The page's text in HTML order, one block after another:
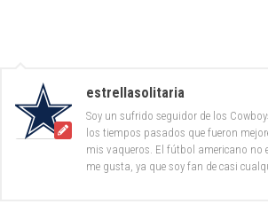
estrellasolitaria
Soy un sufrido seguidor de los
los tiempos pasados que fueron
mis vaqueros. El fútbol americano no
me gusta, ya que soy fan de casi